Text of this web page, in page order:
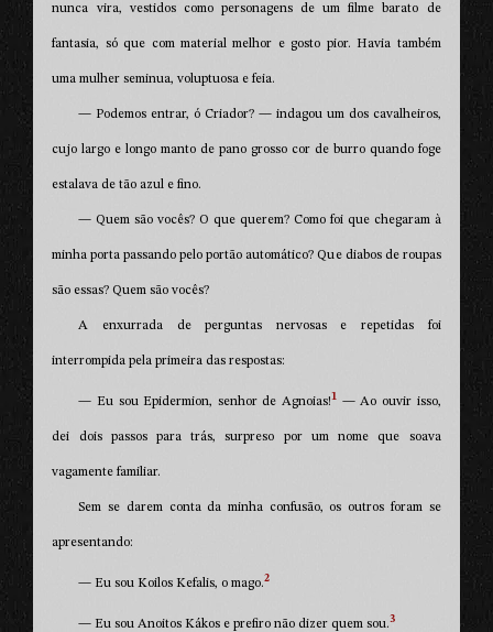
nunca vira, vestidos como personagens de um filme barato de
fantasia, só que com material melhor e gosto pior. Havia também
uma mulher seminua, voluptuosa e feia.
— Podemos entrar, ó Criador? — indagou um dos cavalheiros,
cujo largo e longo manto de pano grosso cor de burro quando foge
estalava de tão azul e fino.
— Quem são vocês? O que querem? Como foi que chegaram à
minha porta passando pelo portão automático? Que diabos de roupas
são essas? Quem são vocês?
A enxurrada de perguntas nervosas e repetidas foi
interrompida pela primeira das respostas:
— Eu sou Epidermion, senhor de Agnoias!1 — Ao ouvir isso,
dei dois passos para trás, surpreso por um nome que soava
vagamente familiar.
Sem se darem conta da minha confusão, os outros foram se
apresentando:
— Eu sou Koilos Kefalis, o mago.2
— Eu sou Anoitos Kákos e prefiro não dizer quem sou.3